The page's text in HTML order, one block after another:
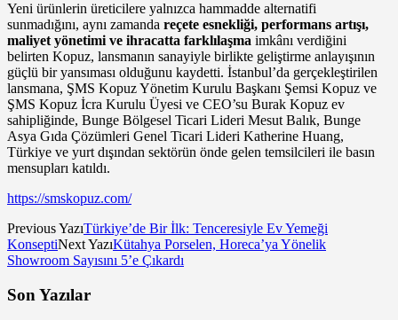
Yeni ürünlerin üreticilere yalnızca hammadde alternatifi
sunmadığını, aynı zamanda reçete esnekliği, performans artışı,
maliyet yönetimi ve ihracatta farklılaşma imkânı verdiğini
belirten Kopuz, lansmanın sanayiyle birlikte geliştirme anlayışının
güçlü bir yansıması olduğunu kaydetti. İstanbul’da gerçekleştirilen
lansmana, ŞMS Kopuz Yönetim Kurulu Başkanı Şemsi Kopuz ve
ŞMS Kopuz İcra Kurulu Üyesi ve CEO’su Burak Kopuz ev
sahipliğinde, Bunge Bölgesel Ticari Lideri Mesut Balık, Bunge
Asya Gıda Çözümleri Genel Ticari Lideri Katherine Huang,
Türkiye ve yurt dışından sektörün önde gelen temsilcileri ile basın
mensupları katıldı.
https://smskopuz.com/
Previous YazıTürkiye’de Bir İlk: Tenceresiyle Ev Yemeği
KonseptiNext YazıKütahya Porselen, Horeca’ya Yönelik
Showroom Sayısını 5’e Çıkardı
Son Yazılar